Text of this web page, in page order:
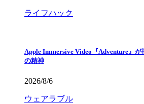
ライフハック
Apple Immersive Video『Adventure』
の精神
2026/8/6
ウェアラブル